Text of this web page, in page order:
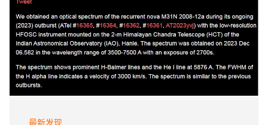
最新发现